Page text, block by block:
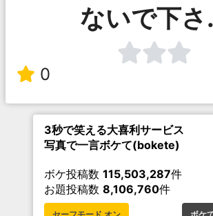
ないで下さ
0
3秒で笑える大喜利サービス
写真で一言ボケて(bokete)
ボケ投稿数 115,503,287件
お題投稿数 8,106,760件